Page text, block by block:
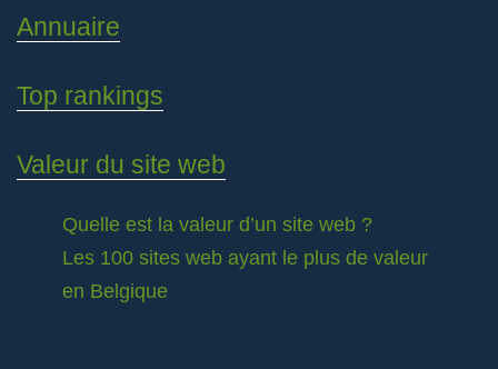
Annuaire
Top rankings
Valeur du site web
Quelle est la valeur d’un site web ?
Les 100 sites web ayant le plus de valeur
en Belgique